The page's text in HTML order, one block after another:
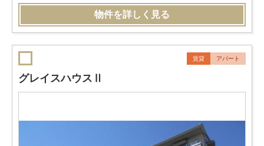
物件を詳しく見る
賃貸 アパート
グレイスハウスⅡ